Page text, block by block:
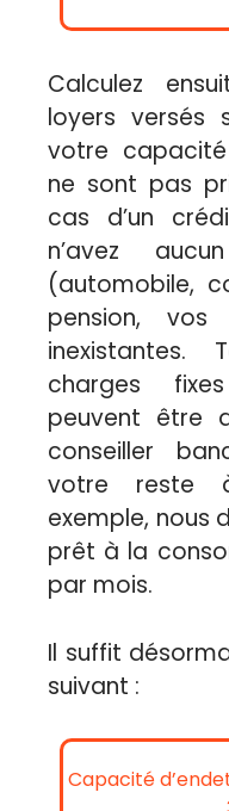
Calculez
loyers versés
votre
ne sont pas
cas d’un
n’avez
(automobile,
pension,
inexistantes.
charges
peuvent être
conseiller
votre reste
exemple, nous
prêt à la
par mois.
Il suffit
suivant :
Capacité